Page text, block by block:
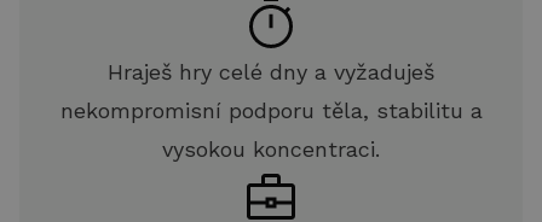
Hraješ hry celé dny a vyžaduješ
nekompromisní podporu těla, stabilitu a
vysokou koncentraci.